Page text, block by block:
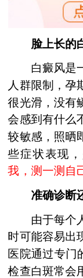
脸上长的
白癜风是一
人群限制，孕
很光滑，没有
会感到有什么
较敏感，照晒
些症状表现
我，测一测自
准确诊断
由于每个人
时可能容易出
医院通过专门
检查白斑常会